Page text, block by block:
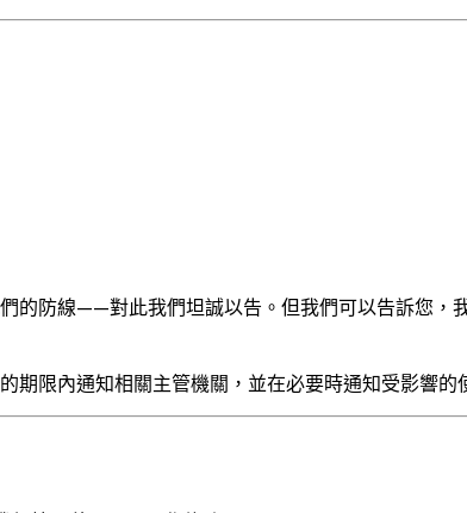
的防線——對此我們坦誠以告。但我們可以告訴您，
期限內通知相關主管機關，並在必要時通知受影響的